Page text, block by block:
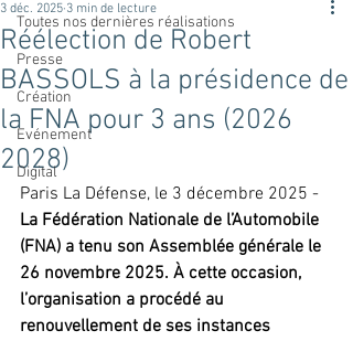
Toutes nos dernières réalisations
Presse
Création
Evénement
Digital
Réélection de Robert
BASSOLS à la présidence de
la FNA pour 3 ans (2026
2028)
3 déc. 2025 3 min de lecture
Paris La Défense, le 3 décembre 2025 -
La Fédération Nationale de l’Automobile
(FNA) a tenu son Assemblée générale le
26 novembre 2025. À cette occasion,
l’organisation a procédé au
renouvellement de ses instances